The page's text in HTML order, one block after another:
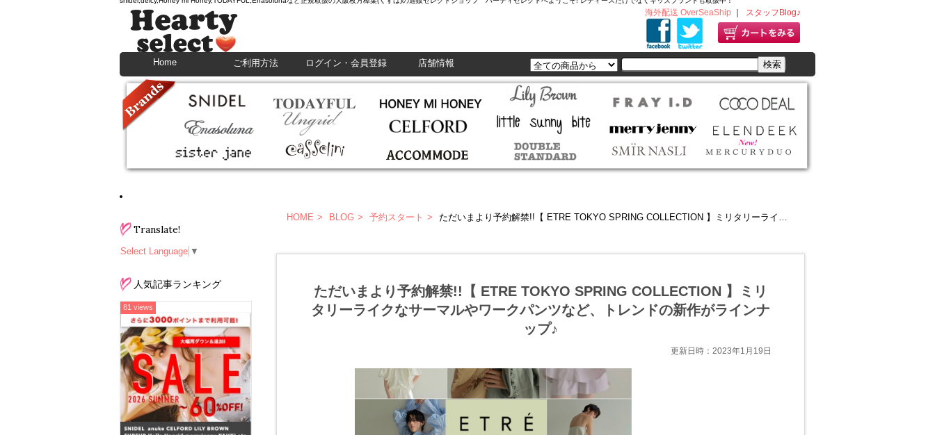
海外配送 OverSeaShip スタッフBlog♪
Home ご利用方法 ログイン・会員登録 店舗情報
Translate!
Select Language ▼
人気記事ランキング
81 views
HOME BLOG 予約スタート ただいまより予約解禁!!【 ETRE TOKYO SPRING COLLECTION 】ミリタリーライクなサーマルやワークパンツなど、トレンドの新作がラインナップ♪
ただいまより予約解禁!!【 ETRE TOKYO SPRING COLLECTION 】ミリ
タリーライクなサーマルやワークパンツなど、トレンドの新作がラインナ
ップ♪
更新日時：2023年1月19日